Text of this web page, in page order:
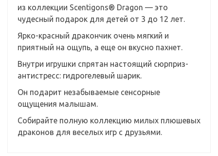
из коллекции Scentigons® Dragon — это
чудесный подарок для детей от 3 до 12 лет.
Ярко-красный дракончик очень мягкий и
приятный на ощупь, а еще он вкусно пахнет.
Внутри игрушки спрятан настоящий сюрприз-
антистресс: гидрогелевый шарик.
Он подарит незабываемые сенсорные
ощущения малышам.
Собирайте полную коллекцию милых плюшевых
драконов для веселых игр с друзьями.